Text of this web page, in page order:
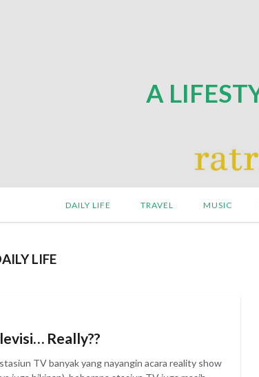
A
DAILY LIFE TRAVEL MUSIC
LIFE
Really??
TV banyak yang nayangin acara reality show